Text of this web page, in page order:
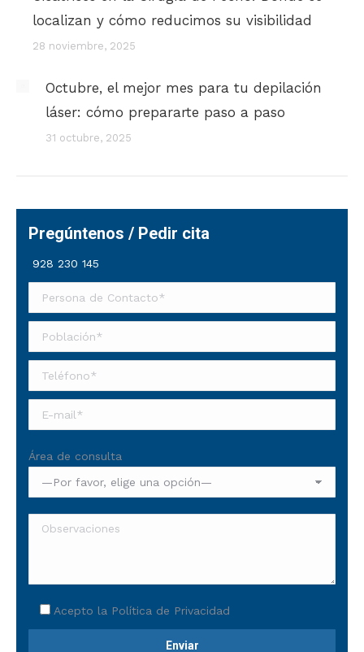
localizan y cómo reducimos su visibilidad
28 noviembre, 2025
Octubre, el mejor mes para tu depilación
láser: cómo prepararte paso a paso
31 octubre, 2025
Pregúntenos / Pedir cita
928 230 145
Área de consulta
Acepto la Política de Privacidad